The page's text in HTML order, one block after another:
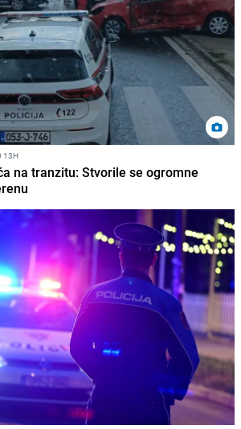
13H
na tranzitu: Stvorile se ogromne